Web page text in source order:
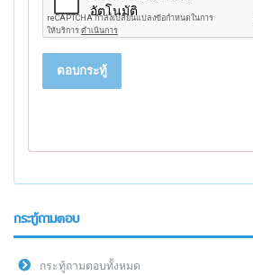
ตอบกระทู้
กระทู้ถามตอบ
กระทู้ถามตอบทั้งหมด